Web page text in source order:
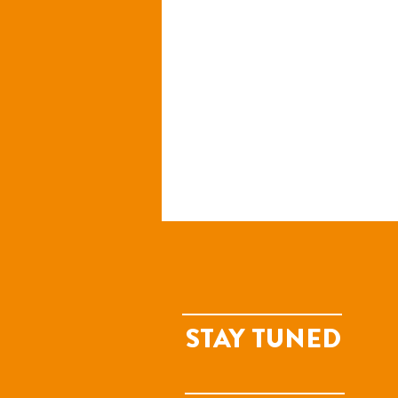
STAY TUNED